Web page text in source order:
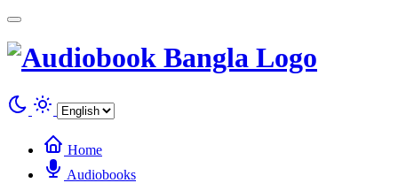
Home
Audiobooks